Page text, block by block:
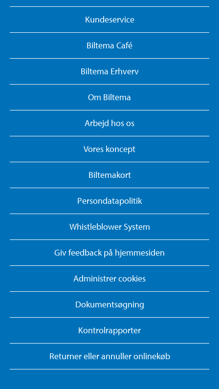
Kundeservice
Biltema Café
Biltema Erhverv
Om Biltema
Arbejd hos os
Vores koncept
Biltemakort
Persondatapolitik
Whistleblower System
Giv feedback på hjemmesiden
Administrer cookies
Dokumentsøgning
Kontrolrapporter
Returner eller annuller onlinekøb